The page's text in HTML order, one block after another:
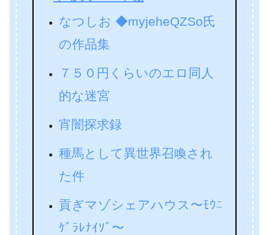
なつしお ◆myjeheQZSo氏
の作品集
７５０円くらいのエロ同人
的な迷宮
宵闇探求録
種馬として異世界召喚され
た件
貢ぎマゾシェアハウス〜ﾓｳﾆ
ｹﾞﾗﾚﾅｲｿﾞ〜